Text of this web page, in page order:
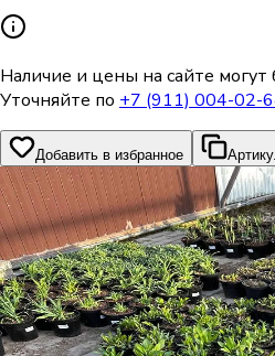
Наличие и цены на сайте
Уточняйте по +7 (911) 004-02-
Добавить в избранное